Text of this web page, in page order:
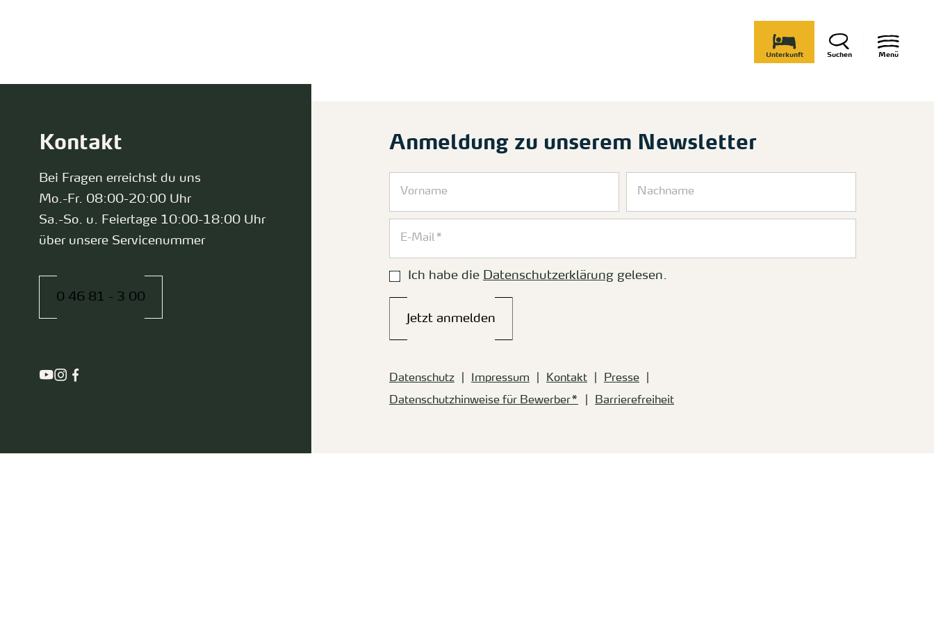
Menü
Suchen
Unterkunft
Anmeldung zu unserem Newsletter
Ich habe die Datenschutzerklärung gelesen.
Jetzt anmelden
Datenschutz Impressum Kontakt
Presse
Datenschutzhinweise für Bewerber*
Barrierefreiheit
Kontakt
Bei Fragen erreichst du uns
Mo.-Fr. 08:00-20:00 Uhr
Sa.-So. u. Feiertage 10:00-18:00 Uhr
über unsere Servicenummer
0 46 81 - 3 00